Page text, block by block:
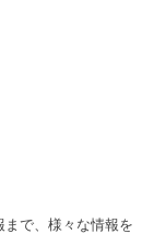
まで、様々な情報を